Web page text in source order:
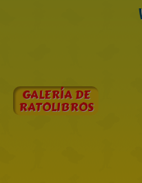
GALERÍA DE
RATOLIBROS